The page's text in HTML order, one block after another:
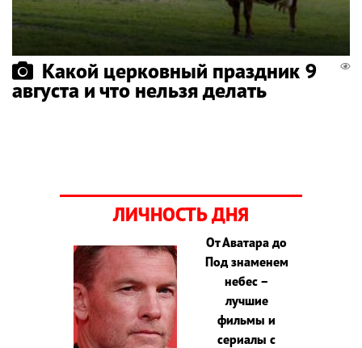
Какой церковный праздник 9
августа и что нельзя делать
ЛИЧНОСТЬ ДНЯ
От Аватара до
Под знаменем
небес –
лучшие
фильмы и
сериалы с